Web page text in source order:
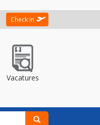
Check in
Vacatures